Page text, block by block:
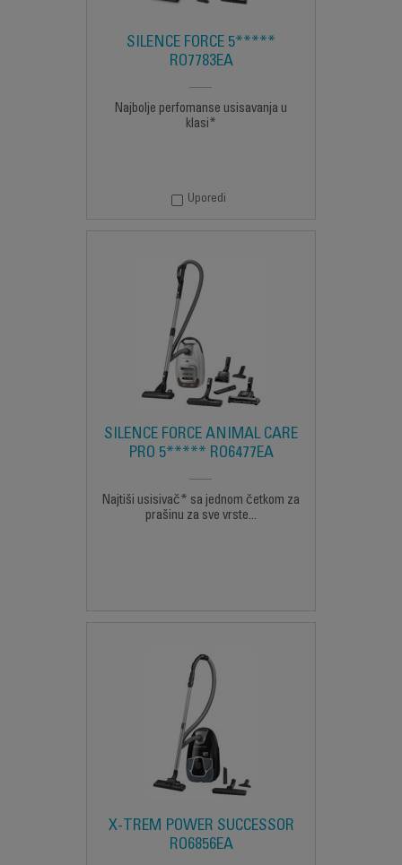
SILENCE FORCE 5*****
RO7783EA
Najbolje perfomanse usisavanja u
klasi*
Uporedi
SILENCE FORCE ANIMAL CARE
PRO 5***** RO6477EA
Najtiši usisivač* sa jednom četkom za
prašinu za sve vrste...
X-TREM POWER SUCCESSOR
RO6856EA